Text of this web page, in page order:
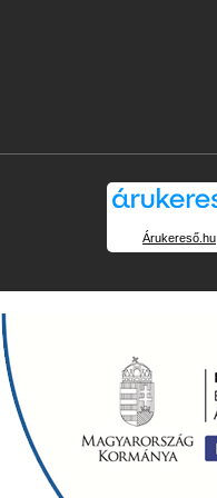
Árukereső.hu